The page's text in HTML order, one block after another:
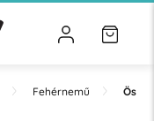
Fehérnemű